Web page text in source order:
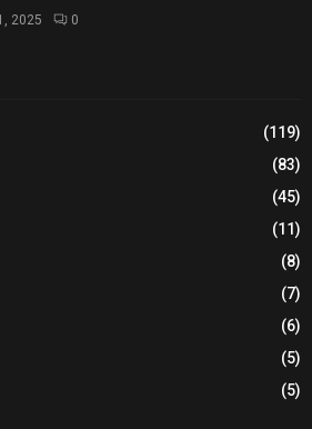
2025 0
(119)
(83)
(45)
(11)
(8)
(7)
(6)
(5)
(5)